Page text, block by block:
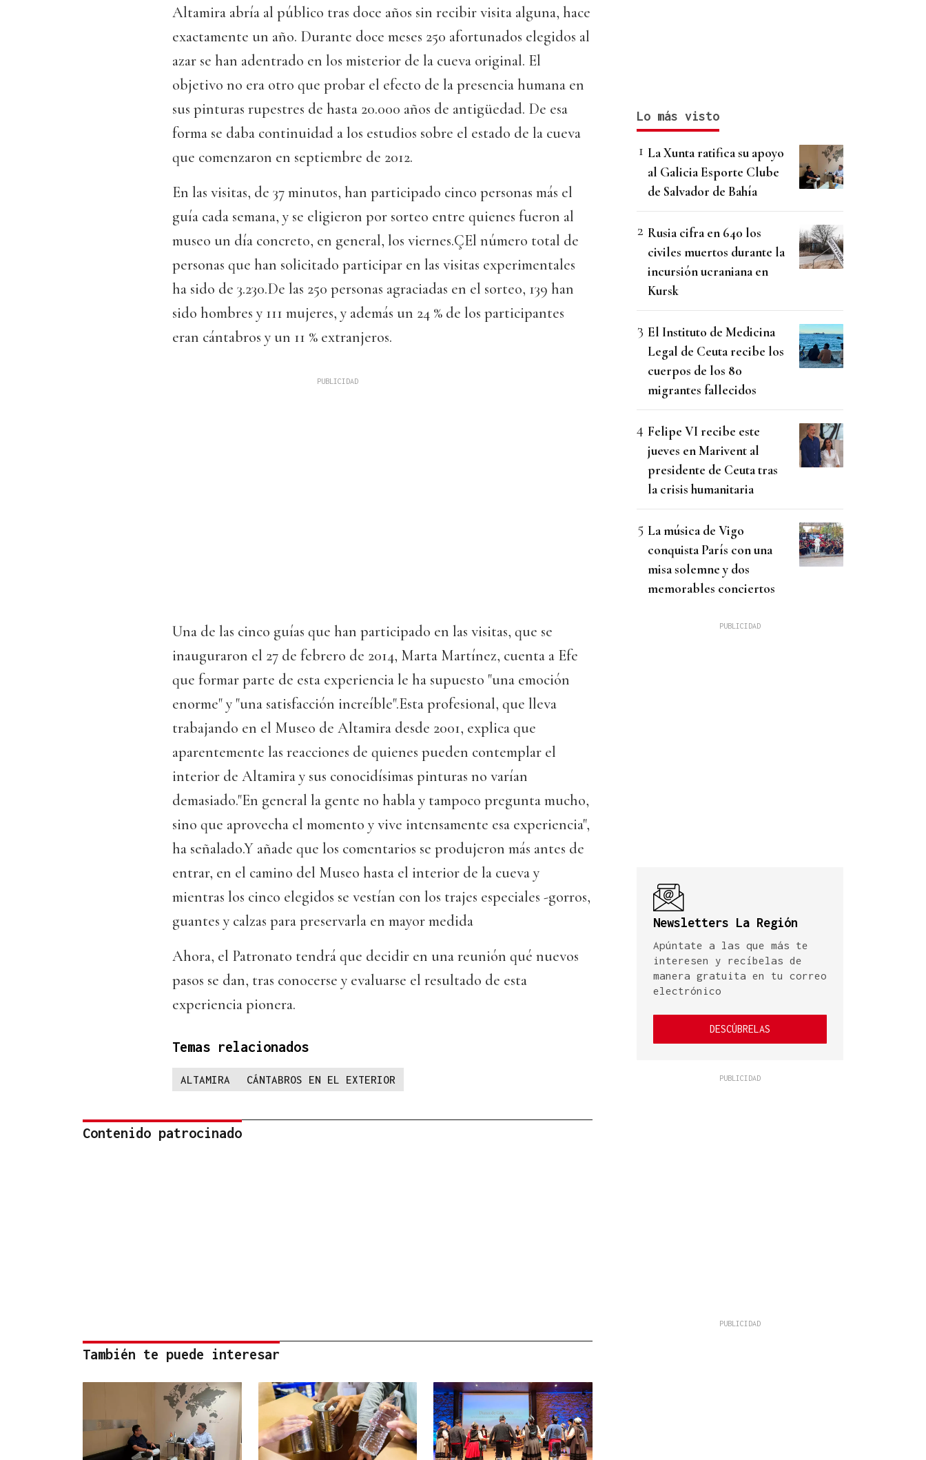
Altamira abría al público tras doce años sin recibir visita alguna, hace
exactamente un año. Durante doce meses 250 afortunados elegidos al
azar se han adentrado en los misterior de la cueva original. El
objetivo no era otro que probar el efecto de la presencia humana en
sus pinturas rupestres de hasta 20.000 años de antigüedad. De esa
forma se daba continuidad a los estudios sobre el estado de la cueva
que comenzaron en septiembre de 2012.
En las visitas, de 37 minutos, han participado cinco personas más el
guía cada semana, y se eligieron por sorteo entre quienes fueron al
museo un día concreto, en general, los viernes.ÇEl número total de
personas que han solicitado participar en las visitas experimentales
ha sido de 3.230.De las 250 personas agraciadas en el sorteo, 139 han
sido hombres y 111 mujeres, y además un 24 % de los participantes
eran cántabros y un 11 % extranjeros.
Una de las cinco guías que han participado en las visitas, que se
inauguraron el 27 de febrero de 2014, Marta Martínez, cuenta a Efe
que formar parte de esta experiencia le ha supuesto "una emoción
enorme" y "una satisfacción increíble".Esta profesional, que lleva
trabajando en el Museo de Altamira desde 2001, explica que
aparentemente las reacciones de quienes pueden contemplar el
interior de Altamira y sus conocidísimas pinturas no varían
demasiado."En general la gente no habla y tampoco pregunta mucho,
sino que aprovecha el momento y vive intensamente esa experiencia",
ha señalado.Y añade que los comentarios se produjeron más antes de
entrar, en el camino del Museo hasta el interior de la cueva y
mientras los cinco elegidos se vestían con los trajes especiales -gorros,
guantes y calzas para preservarla en mayor medida
Ahora, el Patronato tendrá que decidir en una reunión qué nuevos
pasos se dan, tras conocerse y evaluarse el resultado de esta
experiencia pionera.
Temas relacionados
ALTAMIRA CÁNTABROS EN EL EXTERIOR
Contenido patrocinado
También te puede interesar
Lo más visto
La Xunta ratifica su apoyo
al Galicia Esporte Clube
de Salvador de Bahía
Rusia cifra en 640 los
civiles muertos durante la
incursión ucraniana en
Kursk
El Instituto de Medicina
Legal de Ceuta recibe los
cuerpos de los 80
migrantes fallecidos
Felipe VI recibe este
jueves en Marivent al
presidente de Ceuta tras
la crisis humanitaria
La música de Vigo
conquista París con una
misa solemne y dos
memorables conciertos
Newsletters La Región
Apúntate a las que más te
interesen y recíbelas de
manera gratuita en tu correo
electrónico
DESCÚBRELAS